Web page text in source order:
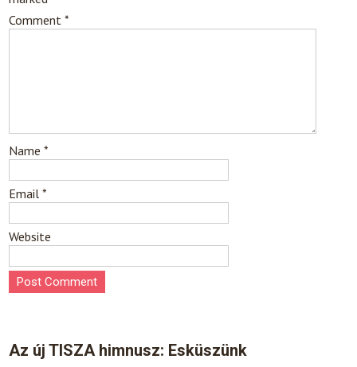
Comment*
Name*
Email*
Website
Az új TISZA himnusz: Esküszünk